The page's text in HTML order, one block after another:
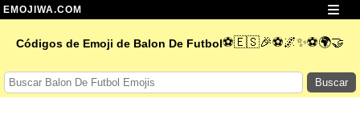
EMOJIWA.COM
Códigos de Emoji de Balon De Futbol⚽🇪🇸🎉⚽🌌✨⚽🌍🤝
Buscar